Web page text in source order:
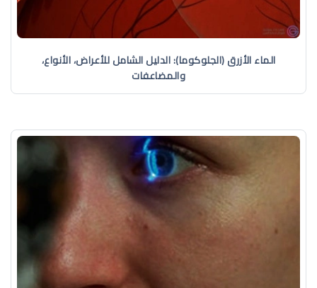
الماء الأزرق (الجلوكوما): الدليل الشامل للأعراض، الأنواع،
والمضاعفات